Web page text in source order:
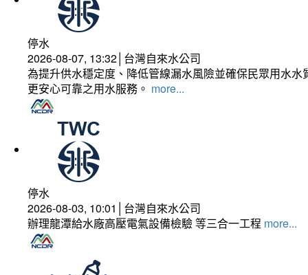
停水
2026-08-07, 13:32│台灣自來水公司
為提升供水穩定度、降低管線漏水風險並確保民眾用水
更安心可靠之用水服務。 more...
停水
2026-08-03, 10:01│台灣自來水公司
辦理龍潭給水廠高壓電氣設備檢驗 等三合一工程 more...